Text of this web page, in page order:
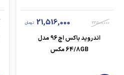
23,500,000
21,516,000 تومان
اندروید باکس اچ 96 مدل
64/8GB مکس